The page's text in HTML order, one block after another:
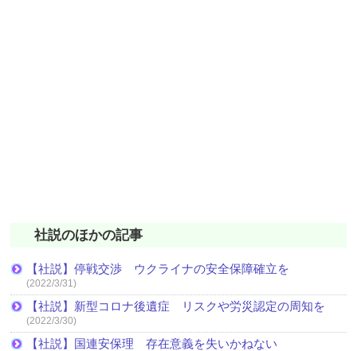
社説のほかの記事
【社説】停戦交渉 ウクライナの安全保障確立を
(2022/3/31)
【社説】新型コロナ後遺症 リスクや労災認定の周知を
(2022/3/30)
【社説】国連安保理 存在意義を失いかねない